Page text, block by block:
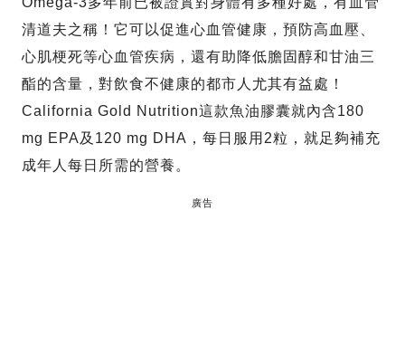
清道夫之稱！它可以促進心血管健康，預防高血壓、
心肌梗死等心血管疾病，還有助降低膽固醇和甘油三
酯的含量，對飲食不健康的都市人尤其有益處！
California Gold Nutrition這款魚油膠囊就內含180
mg EPA及120 mg DHA，每日服用2粒，就足夠補充
成年人每日所需的營養。
廣告